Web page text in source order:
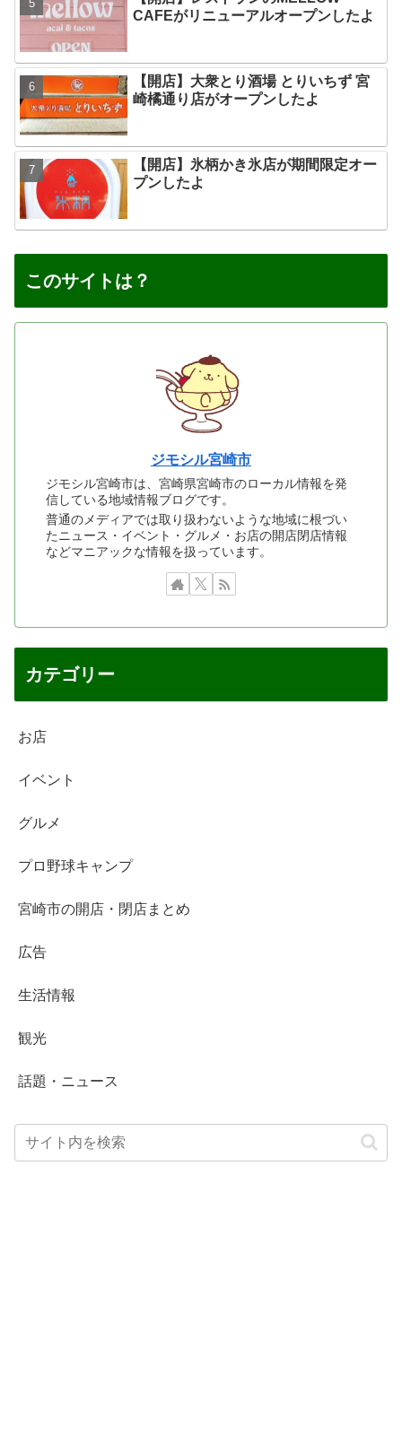
CAFEがリニューアルオープンしたよ
【開店】大衆とり酒場 とりいちず 宮
崎橘通り店がオープンしたよ
【開店】氷柄かき氷店が期間限定オー
プンしたよ
このサイトは？
ジモシル宮崎市
ジモシル宮崎市は、宮崎県宮崎市のローカル情報を発
信している地域情報ブログです。
普通のメディアでは取り扱わないような地域に根づい
たニュース・イベント・グルメ・お店の開店閉店情報
などマニアックな情報を扱っています。
カテゴリー
お店
イベント
グルメ
プロ野球キャンプ
宮崎市の開店・閉店まとめ
広告
生活情報
観光
話題・ニュース